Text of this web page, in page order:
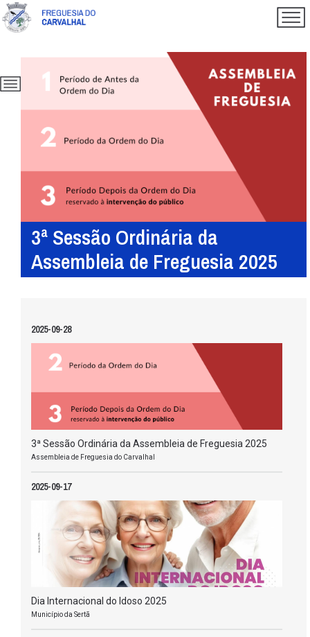
3ª Sessão Ordinária da
Assembleia de Freguesia 2025
2025-09-28
3ª Sessão Ordinária da Assembleia de Freguesia 2025
Assembleia de Freguesia do Carvalhal
2025-09-17
Dia Internacional do Idoso 2025
Município da Sertã